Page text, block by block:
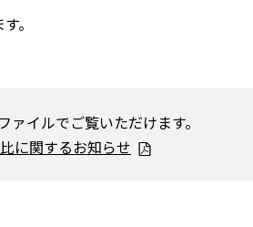
。
イルでご覧いただけます。
に関するお知らせ